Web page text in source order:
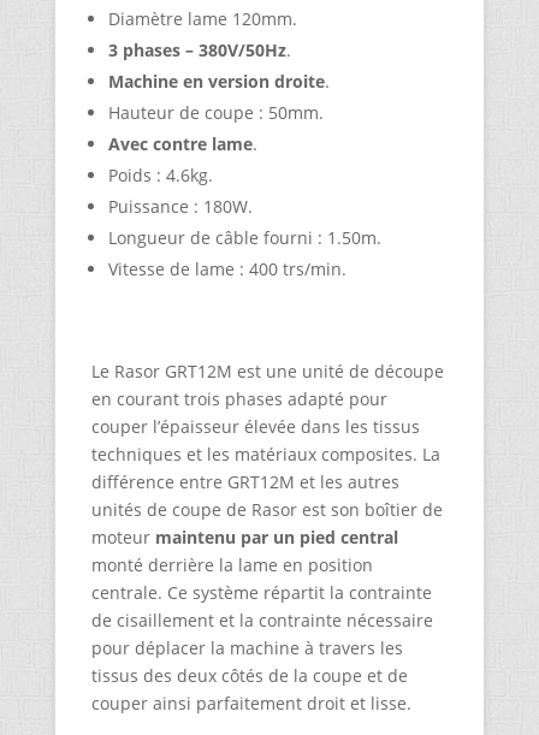
Diamètre lame 120mm.
3 phases – 380V/50Hz.
Machine en version droite.
Hauteur de coupe : 50mm.
Avec contre lame.
Poids : 4.6kg.
Puissance : 180W.
Longueur de câble fourni : 1.50m.
Vitesse de lame : 400 trs/min.
Le Rasor GRT12M est une unité de découpe
en courant trois phases adapté pour
couper l’épaisseur élevée dans les tissus
techniques et les matériaux composites. La
différence entre GRT12M et les autres
unités de coupe de Rasor est son boîtier de
moteur maintenu par un pied central
monté derrière la lame en position
centrale. Ce système répartit la contrainte
de cisaillement et la contrainte nécessaire
pour déplacer la machine à travers les
tissus des deux côtés de la coupe et de
couper ainsi parfaitement droit et lisse.